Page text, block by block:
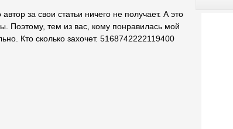
за свои статьи ничего не получает. А это
Поэтому, тем из вас, кому понравилась мой
Кто сколько захочет. 5168742222119400